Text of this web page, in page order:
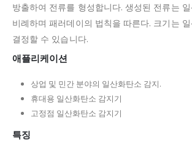
방출하여 전류를 형성합니다.생성된 전류는
비례하며 패러데이의 법칙을 따른다. 크기는
결정할 수 있습니다.
애플리케이션
상업 및 민간 분야의 일산화탄소 감지.
휴대용 일산화탄소 감지기
고정점 일산화탄소 감지기
특징